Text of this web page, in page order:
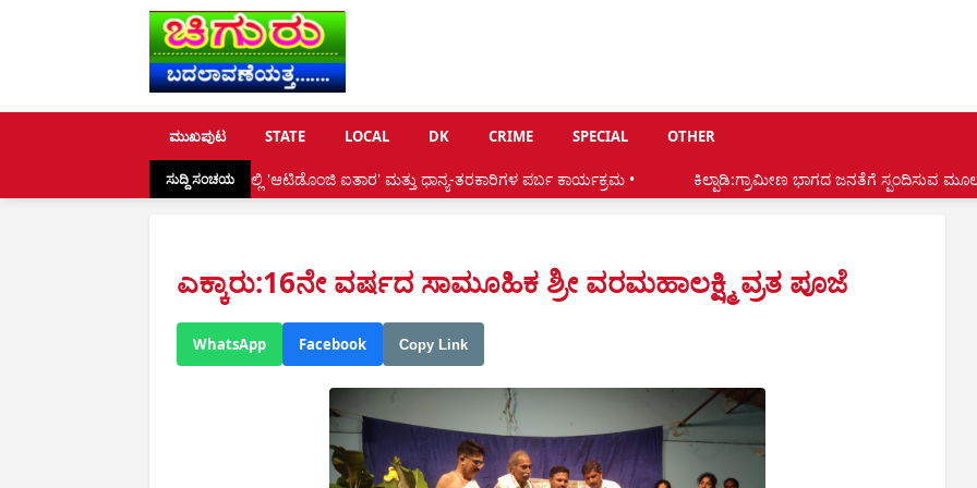
ಮುಖಪುಟ STATE LOCAL DK CRIME SPECIAL OTHER
ಸುದ್ದಿ ಸಂಚಯ
ದೇವಾಡಿಗ ಭವನದಲ್ಲಿ 'ಆಟಿಡೊಂಜಿ ಐತಾರ' ಮತ್ತು ಧಾನ್ಯ-ತರಕಾರಿಗಳ ಪರ್ಬ ಕಾರ್ಯಕ್ರಮ • ಕಿಲ್ಪಾಡಿ:ಗ್ರಾಮೀಣ ಭಾಗದ ಜನತೆಗೆ ಸ್ಪಂದಿಸುವ ಮೂಲಕ ನಿಷ್ಠಾವಂತ
ಎಕ್ಕಾರು:16ನೇ ವರ್ಷದ ಸಾಮೂಹಿಕ ಶ್ರೀ ವರಮಹಾಲಕ್ಷ್ಮಿ ವ್ರತ ಪೂಜೆ
WhatsApp Facebook Copy Link